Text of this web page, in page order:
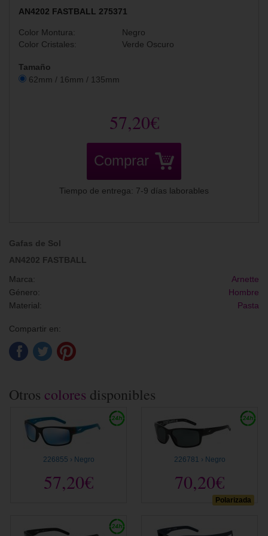
AN4202 FASTBALL 275371
Color Montura:
Negro
Color Cristales:
Verde Oscuro
Tamaño
62mm / 16mm / 135mm
57,20€
Comprar
Tiempo de entrega: 7-9 días laborables
Gafas de Sol
AN4202 FASTBALL
Marca:
Arnette
Género:
Hombre
Material:
Pasta
Compartir en:
Otros colores disponibles
226855 › Negro
57,20€
Polarizada
226781 › Negro
70,20€